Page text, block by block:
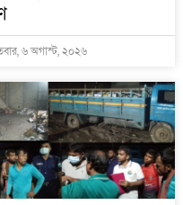
৬ অগাস্ট, ২০২৬